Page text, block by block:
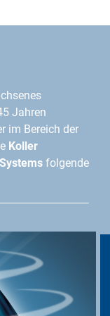
Jahren
im Bereich der
Koller
folgende